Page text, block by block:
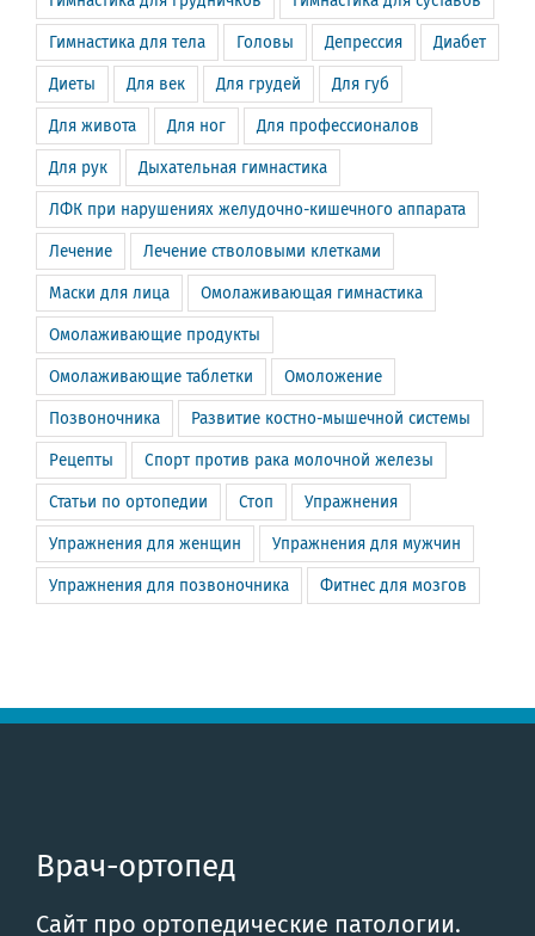
Гимнастика для тела Головы Депрессия Диабет
Диеты Для век Для грудей Для губ
Для живота Для ног Для профессионалов
Для рук Дыхательная гимнастика
ЛФК при нарушениях желудочно-кишечного аппарата
Лечение Лечение стволовыми клетками
Маски для лица Омолаживающая гимнастика
Омолаживающие продукты
Омолаживающие таблетки Омоложение
Позвоночника Развитие костно-мышечной системы
Рецепты Спорт против рака молочной железы
Статьи по ортопедии Стоп Упражнения
Упражнения для женщин Упражнения для мужчин
Упражнения для позвоночника Фитнес для мозгов
Врач-ортопед
Сайт про ортопедические патологии.